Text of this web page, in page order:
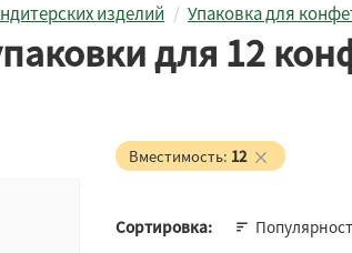
изделий Упаковка для
для 12
Вместимость: 12
Сортировка: